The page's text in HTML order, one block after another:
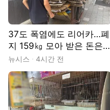
37도 폭염에도 리어카…폐
지 159㎏ 모아 받은 돈은 6
000원[현장]
뉴시스 4시간 전